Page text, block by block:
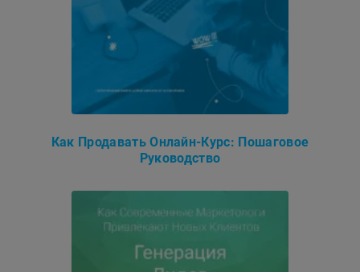
Как Продавать Онлайн-Курс: Пошаговое
Руководство